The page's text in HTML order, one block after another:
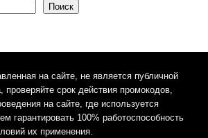
Поиск
на сайте, не является публичной
срок действия промокодов,
на сайте, где используется
гарантировать 100% работоспособность
их применения.